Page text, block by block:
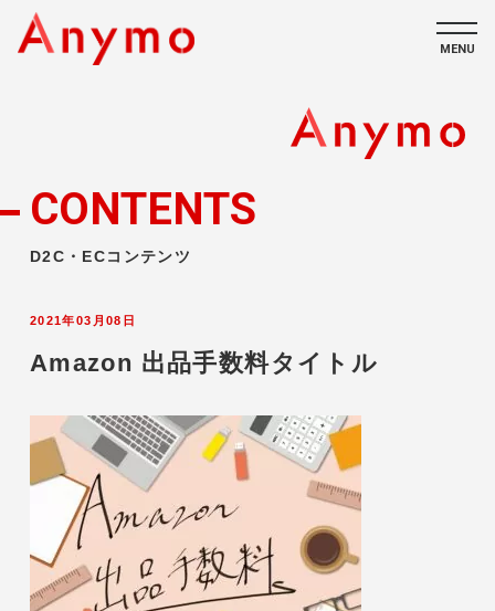
私たちについて
MENU
CONTENTS
D2C・ECコンテンツ
2021年03月08日
Amazon 出品手数料タイトル